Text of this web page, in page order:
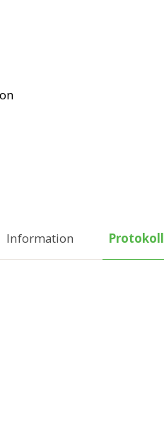
Information Protokoll